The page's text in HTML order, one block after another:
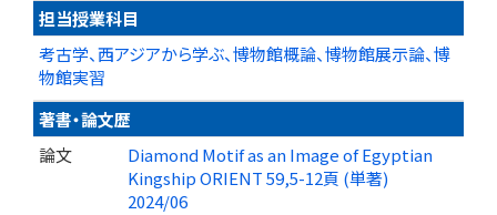
担当授業科目
考古学、西アジアから学ぶ、博物館概論、博物館展示論、博
物館実習
著書・論文歴
論文
Diamond Motif as an Image of Egyptian
Kingship ORIENT 59,5-12頁 (単著)
2024/06